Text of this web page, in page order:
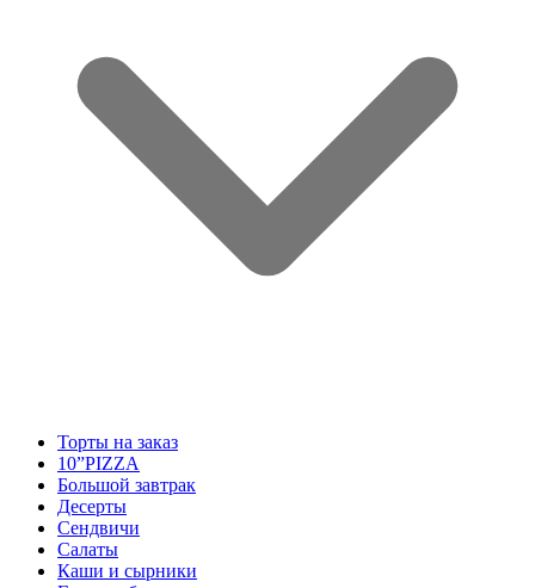
Торты на заказ
10”PIZZA
Большой завтрак
Десерты
Сендвичи
Салаты
Каши и сырники